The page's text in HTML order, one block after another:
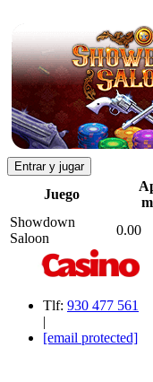
Entrar y jugar
Juego
Showdown
Saloon
0.00
Tlf: 930 477 561
|
[email protected]